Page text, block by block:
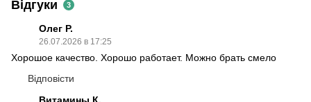
Відгуки 3
Олег Р.
26.07.2026 в 17:25
Хорошое качество. Хорошо работает. Можно брать смело
Відповісти